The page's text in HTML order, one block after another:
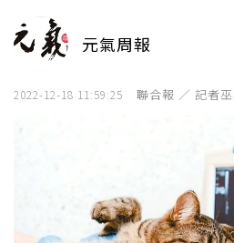
元氣周報
2022-12-18 11:59:25 聯合報 ／ 記者